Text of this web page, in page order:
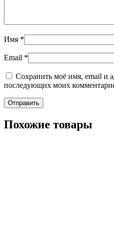
Имя *
Email *
Сохранить моё имя, email и
последующих моих
Похожие товары